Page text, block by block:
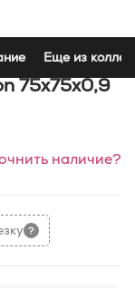
Еще из
75x75x0,9
наличие?